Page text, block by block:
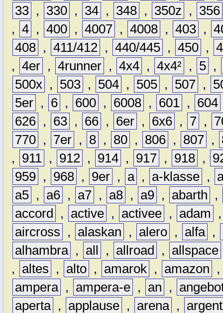
33 , 330 , 34 , 348 , 350z ,
356
, 4 , 400 , 4007 , 4008 , 403 ,
408 , 411/412 , 440/445 , 450 ,
, 4er , 4runner , 4x4 , 4x4² , 5 ,
500x , 503 , 504 , 505 , 507 ,
5er , 6 , 600 , 6008 , 601 , 604
626 , 63 , 66 , 6er , 6x6 , 7 ,
770 , 7er , 8 , 80 , 806 , 807 ,
,
911 , 912 , 914 , 917 , 918 ,
959 , 968 , 9er , a , a-klasse ,
a5 , a6 , a7 , a8 , a9 , abarth
,
accord
, active , activee , adam
aircross
, alaskan , alero , alfa ,
alhambra , all , allroad , allspace
,
altes , alto , amarok , amazon
ampera , ampera-e , an ,
aperta , applause , arena ,